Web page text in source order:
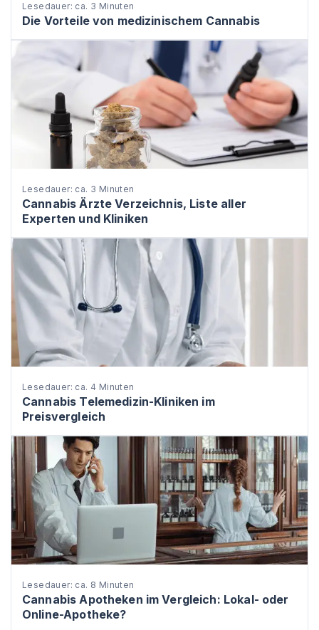
Lesedauer: ca. 3 Minuten
Die Vorteile von medizinischem Cannabis
Lesedauer: ca. 3 Minuten
Cannabis Ärzte Verzeichnis, Liste aller
Experten und Kliniken
Lesedauer: ca. 4 Minuten
Cannabis Telemedizin-Kliniken im
Preisvergleich
Lesedauer: ca. 8 Minuten
Cannabis Apotheken im Vergleich: Lokal- oder
Online-Apotheke?